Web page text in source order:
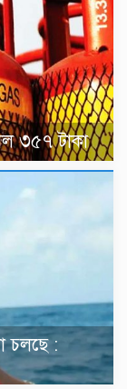
৩৫৭ টাকা
চলছে :